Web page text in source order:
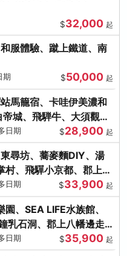
$32,000 起
服體驗、蹴上鐵道、南
期 $50,000 起
馬籠宿、卡哇伊美濃和
城、飛騨牛、大須觀音
日期 $28,900 起
尋坊、蕎麥麵DIY、湯
村、飛驒小京都、郡上八
日期 $33,900 起
、SEA LIFE水族館、
乳石洞、郡上八幡邊走
日期 $35,900 起